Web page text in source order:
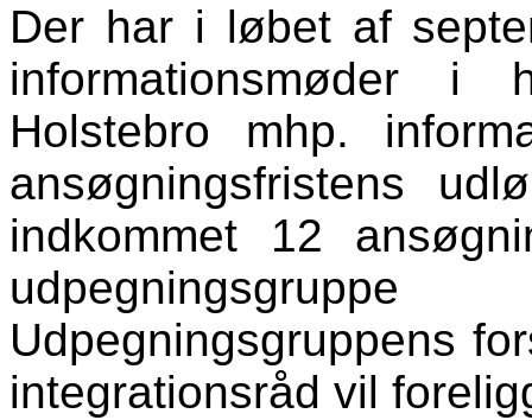
Der har i løbet af
informationsmøder i
Holstebro mhp.
ansøgningsfristens
indkommet 12
Udpegningsgruppens
integrationsråd vil